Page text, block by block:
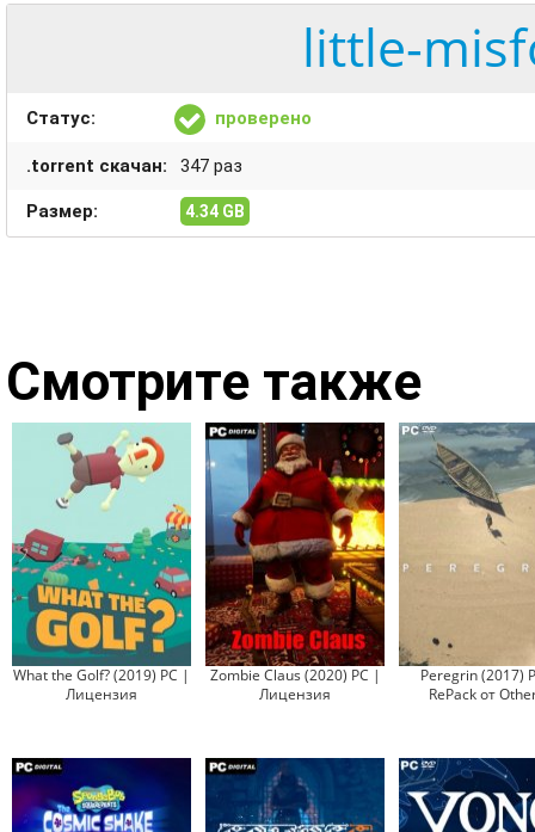
little-
Статус: проверено
.torrent скачан: 347 раз
Размер: 4.34 GB
Смотрите также
What the Golf? (2019) PC |
Лицензия
Zombie Claus (2020) PC |
Лицензия
Peregrin (2017)
RePack от